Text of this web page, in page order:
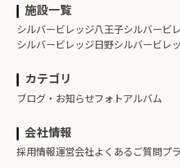
施設一覧
シルバービレッジ八王子シルバービ
シルバービレッジ日野シルバービレ
カテゴリ
ブログ・お知らせフォトアルバム
会社情報
採用情報運営会社よくあるご質問プ